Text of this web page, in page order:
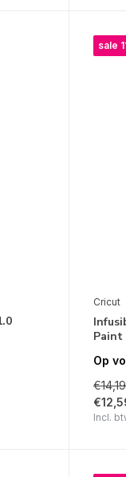
sale
Cricut
Paint
Op
€14,19
Incl.